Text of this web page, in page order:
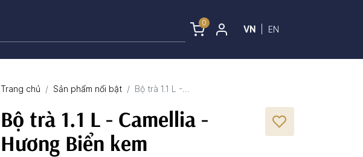
0
VN EN
Trang chủ Sản phẩm nổi bật Bộ trà 1.1 L -...
Bộ trà 1.1 L - Camellia -
Hương Biển kem